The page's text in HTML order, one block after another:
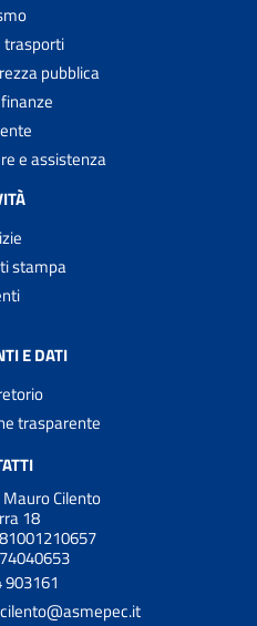
trasporti
pubblica
e assistenza
stampa
E DATI
trasparente
Cilento
18
903161